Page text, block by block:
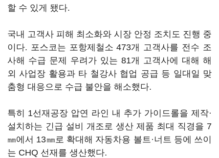
할 수 있게 됐다.
국내 고객사 피해 최소화와 시장 안정 조치도 진행 중
이다. 포스코는 포항제철소 473개 고객사를 전수 조
사해 수급 문제 우려가 있는 81개 고객사에 대해 해
외 사업장 활용과 타 철강사 협업 공급 등 일대일 맞
춤형 대응으로 수급 불안을 해소했다.
특히 1선재공장 압연 라인 내 추가 가이드롤을 제작·
설치하는 긴급 설비 개조로 생산 제품 최대 직경을 7
㎜에서 13㎜로 확대해 자동차용 볼트·너트 등에 쓰이
는 CHQ 선재를 생산했다.